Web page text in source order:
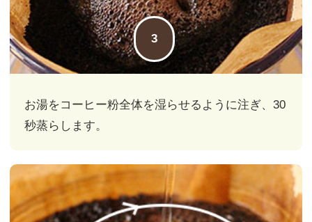
3
お湯をコーヒー粉全体を湿らせるように注ぎ、 30
秒蒸らします。